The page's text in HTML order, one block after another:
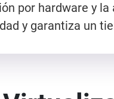
por hardware y
y garantiza un